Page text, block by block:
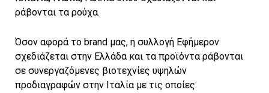
ράβονται τα ρούχα.
Όσον αφορά το brand μας, η συλλογή Εφήμερον
σχεδιάζεται στην Ελλάδα και τα προϊόντα ράβονται
σε συνεργαζόμενες βιοτεχνίες υψηλών
προδιαγραφών στην Ιταλία με τις οποίες